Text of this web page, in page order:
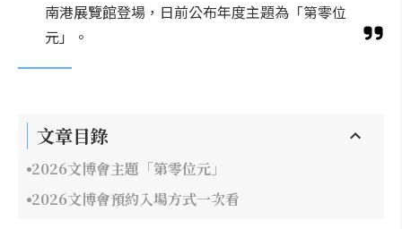
南港展覽館登場，日前公布年度主題為「第零位
元」。
文章目錄
2026文博會主題「第零位元」
2026文博會預約入場方式一次看